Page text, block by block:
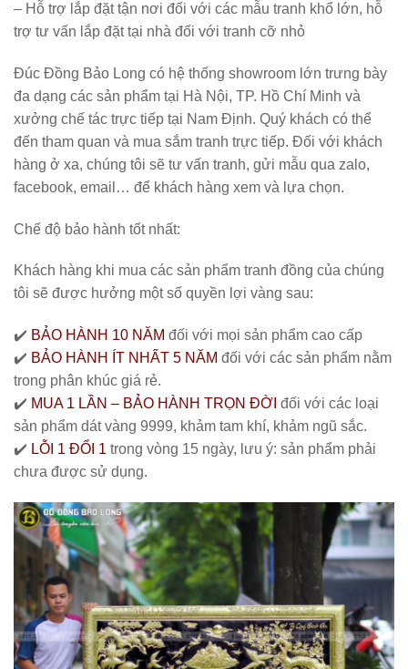
– Hỗ trợ lắp đặt tận nơi đối với các mẫu tranh khổ lớn, hỗ
trợ tư vấn lắp đặt tại nhà đối với tranh cỡ nhỏ
Đúc Đồng Bảo Long có hệ thống showroom lớn trưng bày
đa dạng các sản phẩm tại Hà Nội, TP. Hồ Chí Minh và
xưởng chế tác trực tiếp tại Nam Định. Quý khách có thể
đến tham quan và mua sắm tranh trực tiếp. Đối với khách
hàng ở xa, chúng tôi sẽ tư vấn tranh, gửi mẫu qua zalo,
facebook, email… để khách hàng xem và lựa chọn.
Chế độ bảo hành tốt nhất:
Khách hàng khi mua các sản phẩm tranh đồng của chúng
tôi sẽ được hưởng một số quyền lợi vàng sau:
✔️ BẢO HÀNH 10 NĂM đối với mọi sản phẩm cao cấp
✔️ BẢO HÀNH ÍT NHẤT 5 NĂM đối với các sản phẩm nằm
trong phân khúc giá rẻ.
✔️ MUA 1 LẦN – BẢO HÀNH TRỌN ĐỜI đối với các loại
sản phẩm dát vàng 9999, khảm tam khí, khảm ngũ sắc.
✔️ LỖI 1 ĐỔI 1 trong vòng 15 ngày, lưu ý: sản phẩm phải
chưa được sử dụng.